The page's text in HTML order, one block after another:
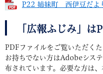
P22 姉妹町 西伊豆だよ
「広報ふじみ」は
PDFファイルをご覧いただく
お持ちでない方はAdobeシス
布されています。必要な方は